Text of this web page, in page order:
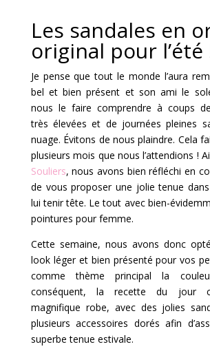
Les sandales en
original pour l’été
Je pense que tout le monde l’aura
bel et bien présent et son ami le
nous le faire comprendre à coups
très élevées et de journées pleines
nuage. Évitons de nous plaindre. Cela
plusieurs mois que nous l’attendions !
Souliers, nous avons bien réfléchi en
de vous proposer une jolie tenue
lui tenir tête. Le tout avec bien-
pointures pour femme.
Cette semaine, nous avons donc
look léger et bien présenté pour vos
comme thème principal la
conséquent, la recette du jour
magnifique robe, avec des jolies
plusieurs accessoires dorés afin
superbe tenue estivale.